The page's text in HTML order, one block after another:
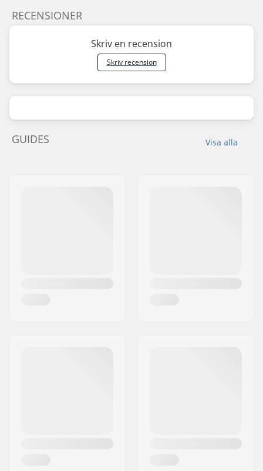
RECENSIONER
Skriv en recension
Skriv recension
Visa alla
GUIDES